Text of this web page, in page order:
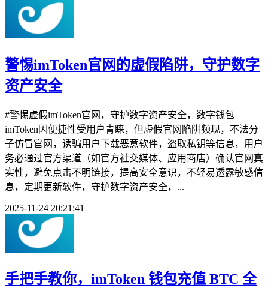
警惕imToken官网的虚假陷阱，守护数字
资产安全
#警惕虚假imToken官网，守护数字资产安全，数字钱包
imToken因便捷性受用户青睐，但虚假官网陷阱频现，不法分
子仿冒官网，诱骗用户下载恶意软件，盗取私钥等信息，用户
务必通过官方渠道（如官方社交媒体、应用商店）确认官网真
实性，避免点击不明链接，提高安全意识，不轻易透露敏感信
息，定期更新软件，守护数字资产安全，...
2025-11-24 20:21:41
手把手教你，imToken 钱包充值 BTC 全